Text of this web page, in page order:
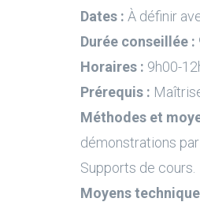
Dates : À définir
Durée conseillée :
Horaires : 9h00-
Prérequis :
Méthodes et
démonstrations
Supports de cours.
Moyens